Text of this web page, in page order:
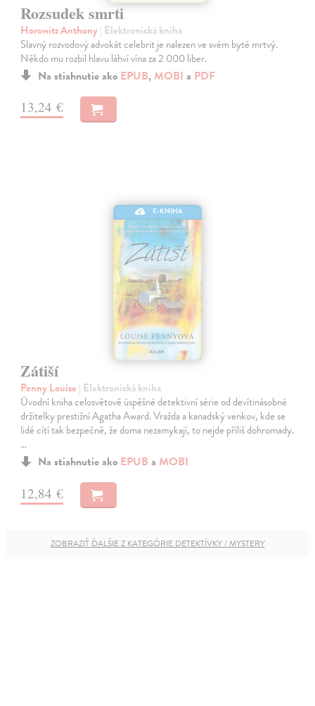
Rozsudek smrti
Horowitz Anthony| Elektronická kniha
Slavný rozvodový advokát celebrit je nalezen ve svém bytě mrtvý.
Někdo mu rozbil hlavu láhví vína za 2 000 liber.
Na stiahnutie ako EPUB, MOBI a PDF
13,24 €
E-KNIHA
Zátiší
Penny Louise | Elektronická kniha
Úvodní kniha celosvětově úspěšné detektivní série od devítinásobné
držitelky prestižní Agatha Award. Vražda a kanadský venkov, kde se
lidé cítí tak bezpečně, že doma nezamykají, to nejde příliš dohromady.
…
Na stiahnutie ako EPUB a MOBI
12,84 €
ZOBRAZIŤ ĎALŠIE Z KATEGÓRIE DETEKTÍVKY / MYSTERY